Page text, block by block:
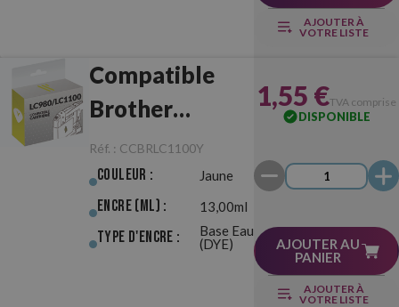
AJOUTER À
VOTRE LISTE
Compatible
Brother
LC980/LC1100
Jaune
Réf. : CCBRLC1100Y
Couleur : Jaune
Encre (ml) : 13,00ml
Type d'Encre :
Base Eau
(DYE)
1,55 €TVA comprise
DISPONIBLE
AJOUTER AU
PANIER
AJOUTER À
VOTRE LISTE